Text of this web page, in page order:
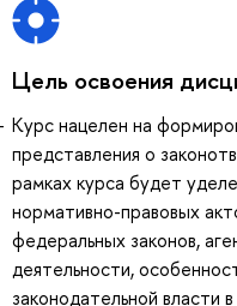
Цель освоения
Курс нацелен на
представления о
рамках курса будет
нормативно-правовых
федеральных законов,
деятельности,
законодательной власти